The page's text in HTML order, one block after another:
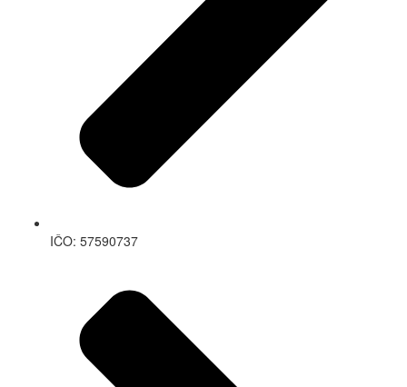
IČO: 57590737